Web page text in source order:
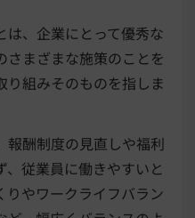
は、企業にとって優秀な
さまざまな施策のことを
り組みそのものを指しま
報酬制度の見直しや福利
従業員に働きやすいと
りやワークライフバラン